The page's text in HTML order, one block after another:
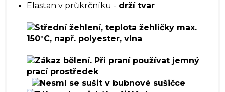
Elastan v průkrčníku - drží tvar